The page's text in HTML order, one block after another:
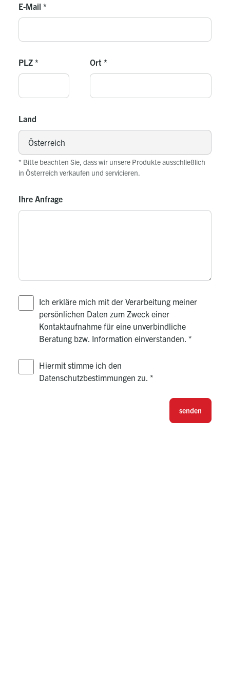
E-Mail *
PLZ * Ort *
Land
* Bitte beachten Sie, dass wir unsere Produkte ausschließlich
in Österreich verkaufen und servicieren.
Ihre Anfrage
Ich erkläre mich mit der Verarbeitung meiner
persönlichen Daten zum Zweck einer
Kontaktaufnahme für eine unverbindliche
Beratung bzw. Information einverstanden. *
Hiermit stimme ich den
Datenschutzbestimmungen zu. *
senden